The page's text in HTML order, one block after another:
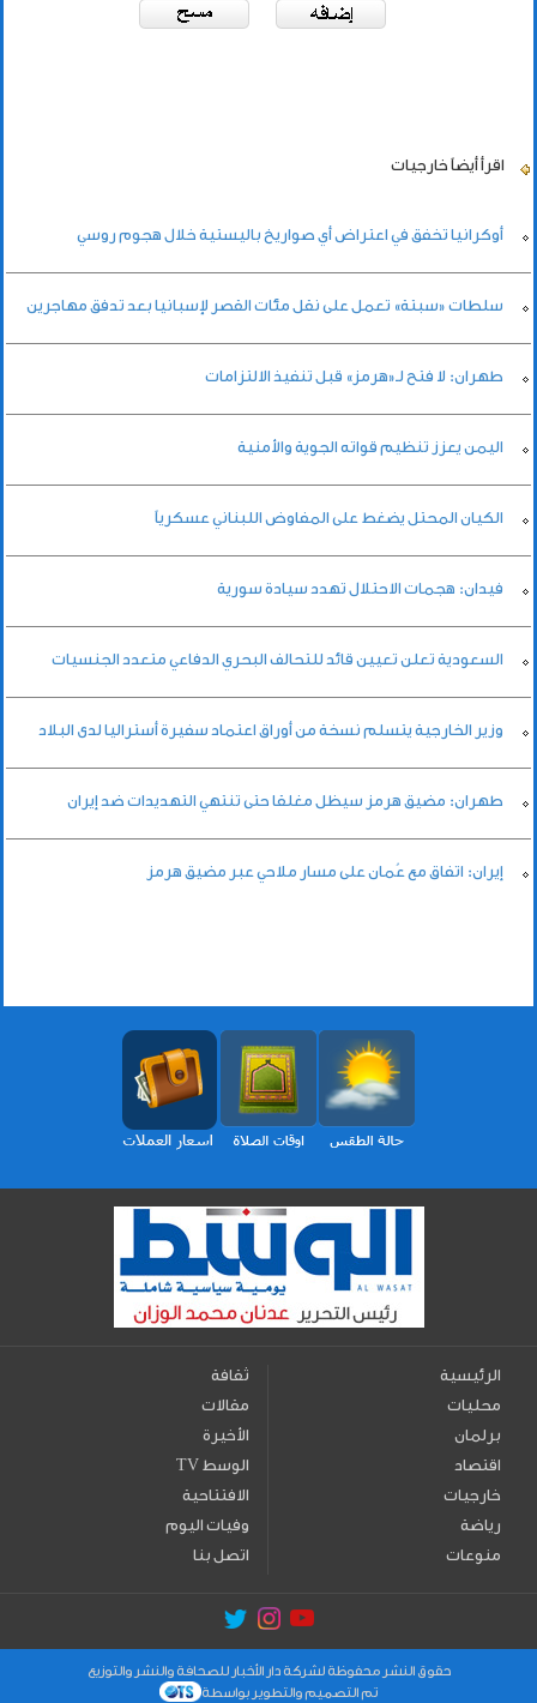
اقرأ أيضاً خارجيات
أوكرانيا تخفق في اعتراض أي صواريخ باليستية خلال هجوم روسي
سلطات «سبتة» تعمل على نقل مئات القصر لإسبانيا بعد تدفق مهاجرين
طهران: لا فتح لـ«هرمز» قبل تنفيذ الالتزامات
اليمن يعزز تنظيم قواته الجوية والأمنية
الكيان المحتل يضغط على المفاوض اللبناني عسكرياً
فيدان: هجمات الاحتلال تهدد سيادة سورية
السعودية تعلن تعيين قائد للتحالف البحري الدفاعي متعدد الجنسيات
وزير الخارجية يتسلم نسخة من أوراق اعتماد سفيرة أستراليا لدى البلاد
طهران: مضيق هرمز سيظل مغلقا حتى تنتهي التهديدات ضد إيران
إيران: اتفاق مع عُمان على مسار ملاحي عبر مضيق هرمز
الرئيسية
محليات
برلمان
اقتصاد
خارجيات
رياضة
منوعات
ثقافة
مقالات
الأخيرة
TV الوسط
الافتتاحية
وفيات اليوم
اتصل بنا
حقوق النشر محفوظة لشركة دار الأخبار للصحافة والنشر والتوزيع
تم التصميم والتطوير بواسطة